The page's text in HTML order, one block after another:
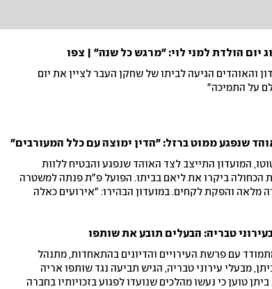
יום הולדת למני לוי: "מרגש כל שנה" | צפו
והאוהדים הגיעה לביתו של שחקן העבר לציין את יום
על התמיכה"
שנפגע ממוט ברזל: "הדין ימוצה עם כלל המעורבים"
המועדון התייצב לצד האוהד שנפגע והבטיח ללוות
הכחולה ביקרו את ליאם בביתו. הפועל פ"ת פנתה למשטרה
מלאה והפקת לקחים. במועדון הבהירו: "אירועים כאלה
אפס סובלנות"
טבריה: הבעלים תובע את שותפו
עם פרשת העירויים והדיונים בהתאחדות, מתנהל
מבעלי עירוני טבריה, הגיש תביעה נגד שותפו אריה
טוען כי נעשו מהלכים שנועדו לפגוע בזכויותיו בחברה